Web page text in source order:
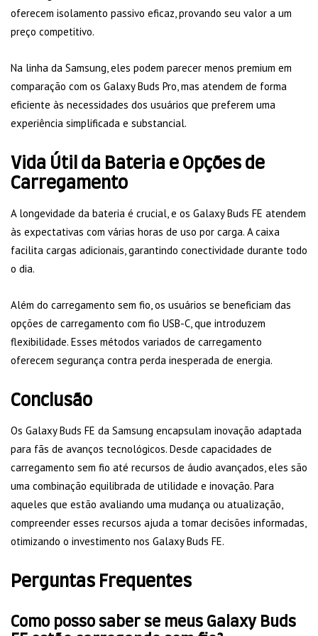
oferecem isolamento passivo eficaz, provando seu valor a um
preço competitivo.
Na linha da Samsung, eles podem parecer menos premium em
comparação com os Galaxy Buds Pro, mas atendem de forma
eficiente às necessidades dos usuários que preferem uma
experiência simplificada e substancial.
Vida Útil da Bateria e Opções de
Carregamento
A longevidade da bateria é crucial, e os Galaxy Buds FE atendem
às expectativas com várias horas de uso por carga. A caixa
facilita cargas adicionais, garantindo conectividade durante todo
o dia.
Além do carregamento sem fio, os usuários se beneficiam das
opções de carregamento com fio USB-C, que introduzem
flexibilidade. Esses métodos variados de carregamento
oferecem segurança contra perda inesperada de energia.
Conclusão
Os Galaxy Buds FE da Samsung encapsulam inovação adaptada
para fãs de avanços tecnológicos. Desde capacidades de
carregamento sem fio até recursos de áudio avançados, eles são
uma combinação equilibrada de utilidade e inovação. Para
aqueles que estão avaliando uma mudança ou atualização,
compreender esses recursos ajuda a tomar decisões informadas,
otimizando o investimento nos Galaxy Buds FE.
Perguntas Frequentes
Como posso saber se meus Galaxy Buds